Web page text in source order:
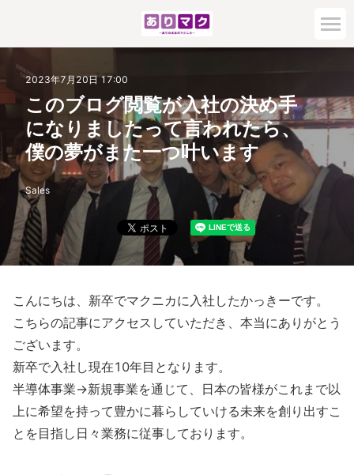
2023年7月20日 17:00
このブログ閲覧が入社の決め手
になりましたって言われたら、
僕の夢がまた一つ叶います
Sales
こんにちは、新卒でマクニカに入社したかっきーです。
こちらの記事にアクセスしていただき、本当にありがとう
ございます。
新卒で入社し現在10年目となります。
半導体事業→新規事業を通じて、日本の皆様がこれまで以
上に希望を持って豊かに暮らしていける未来を創り出すこ
とを目指し日々業務に従事しております。